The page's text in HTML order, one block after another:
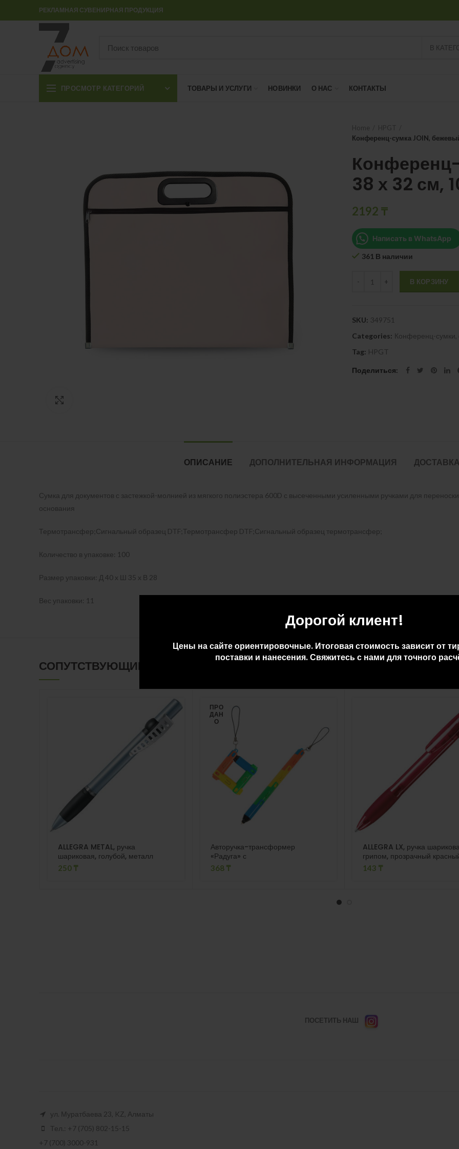
Дорогой клиент!
Цены на сайте ориентировочные. Итоговая стоимость зависит от
поставки и нанесения. Свяжитесь с нами для точного
РЕКЛАМНАЯ СУВЕНИРНАЯ ПРОДУКЦИЯ
В
ПРОСМОТР КАТЕГОРИЙ ТОВАРЫ И УСЛУГИ НОВИНКИ О НАС КОНТАКТЫ
Конференц-сумка JOIN,
38 х 32 см,
2192 ₸
Написать в WhatsApp
361 В наличии
В КОРЗИНУ
SKU: 349751
Categories: Конференц-сумки,
Tag: HPGT
Поделиться
ОПИСАНИЕ ДОПОЛНИТЕЛЬНАЯ ИНФОРМАЦИЯ
Сумка для документов с застежкой-молнией из мягкого полиэстера 600D с высеченными усиленными ручками для
основания
Термотрансфер;Сигнальный образец DTF;Термотрансфер DTF;Сигнальный образец термотрансфер;
Количество в упаковке: 100
Размер упаковки: Д 40 x Ш 35 x В 28
Вес упаковки: 11
СОПУТСТВУЮЩИЕ ТОВАРЫ
ALLEGRA METAL, ручка
шариковая, голубой, металл
250 ₸
ПРО
ДАН
О
Авторучка-трансформер
«Радуга» с
фонариком,14,5х1,3см,пластик
368 ₸
ALLEGRA LX, ручка
грипом, прозрачный
пластик
143 ₸
ПОСЕТИТЬ НАШ
ул. Муратбаева 23, KZ, Алматы
Тел.: +7 (705) 802-15-15
+7 (700) 3000-931